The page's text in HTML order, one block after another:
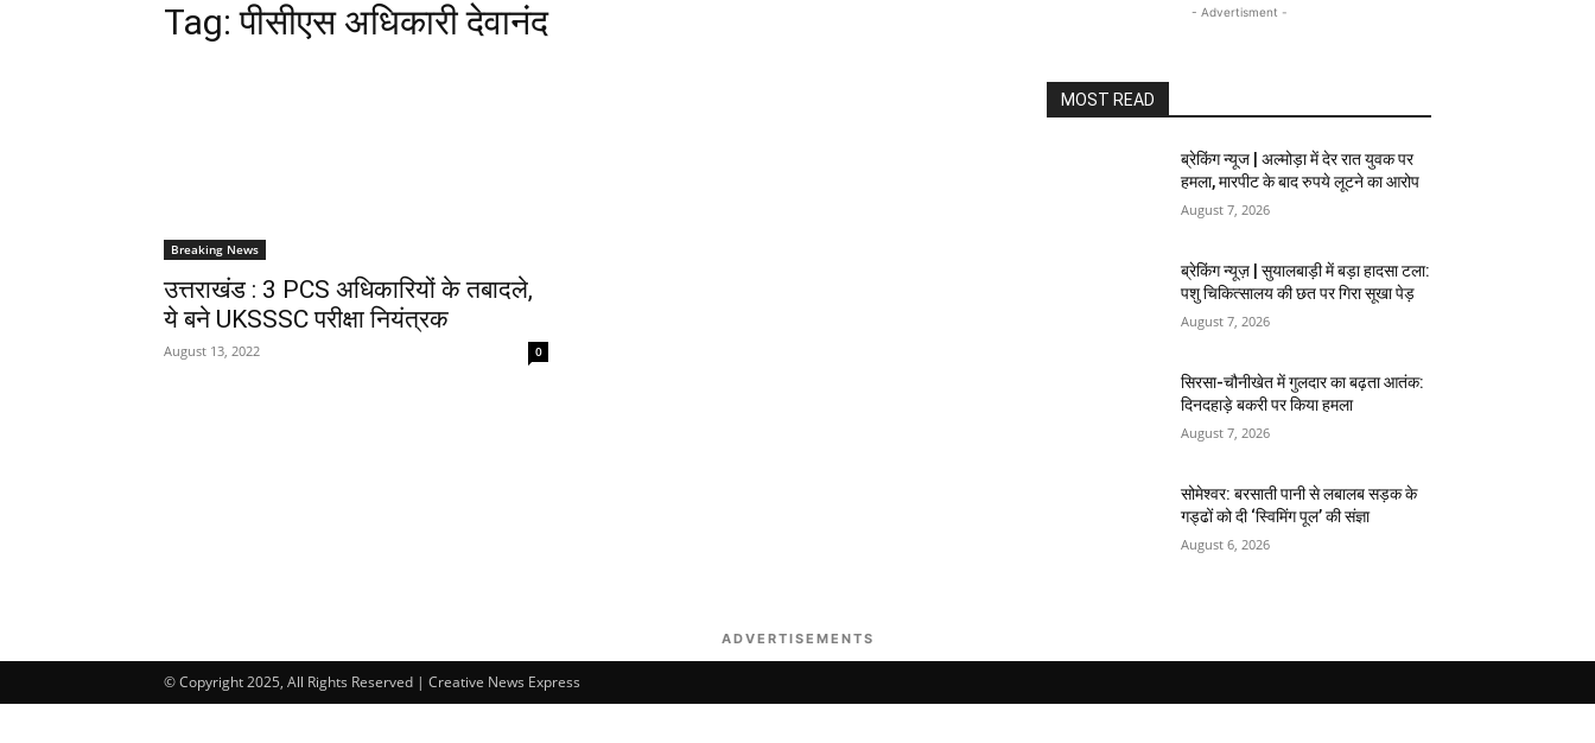
Tag:पीसीएस अधिकारी देवानंद
Breaking News
उत्तराखंड : 3 PCS अधिकारियों के तबादले,
ये बने UKSSSC परीक्षा नियंत्रक
August 13, 2022 0
- Advertisment -
MOST READ
ब्रेकिंग न्यूज | अल्मोड़ा में देर रात युवक पर
हमला, मारपीट के बाद रुपये लूटने का आरोप
August 7, 2026
ब्रेकिंग न्यूज़ | सुयालबाड़ी में बड़ा हादसा टला:
पशु चिकित्सालय की छत पर गिरा सूखा पेड़
August 7, 2026
सिरसा-चौनीखेत में गुलदार का बढ़ता आतंक:
दिनदहाड़े बकरी पर किया हमला
August 7, 2026
सोमेश्वर: बरसाती पानी से लबालब सड़क के
गड्ढों को दी ‘स्विमिंग पूल’ की संज्ञा
August 6, 2026
ADVERTISEMENTS
© Copyright 2025, All Rights Reserved | Creative News Express